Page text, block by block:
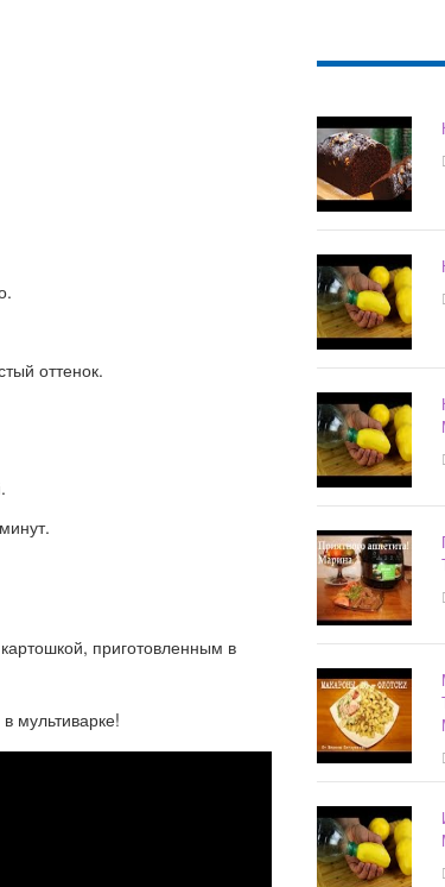
оттенок.
приготовленным в
мультиварке!